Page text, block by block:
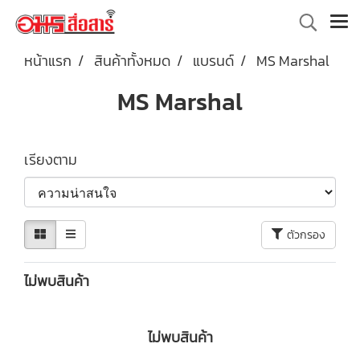
หน้าแรก สินค้าทั้งหมด แบรนด์ MS Marshal
MS Marshal
เรียงตาม
ตัวกรอง
ไม่พบสินค้า
ไม่พบสินค้า